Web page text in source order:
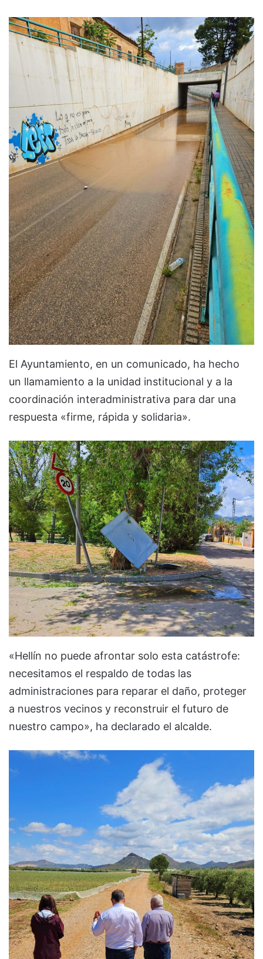
El Ayuntamiento, en un comunicado, ha hecho
un llamamiento a la unidad institucional y a la
coordinación interadministrativa para dar una
respuesta «firme, rápida y solidaria».
«Hellín no puede afrontar solo esta catástrofe:
necesitamos el respaldo de todas las
administraciones para reparar el daño, proteger
a nuestros vecinos y reconstruir el futuro de
nuestro campo», ha declarado el alcalde.